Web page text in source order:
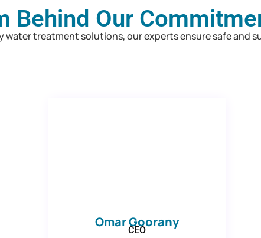
Behind Our
treatment solutions, our experts ensure safe and
Omar Goorany
CEO